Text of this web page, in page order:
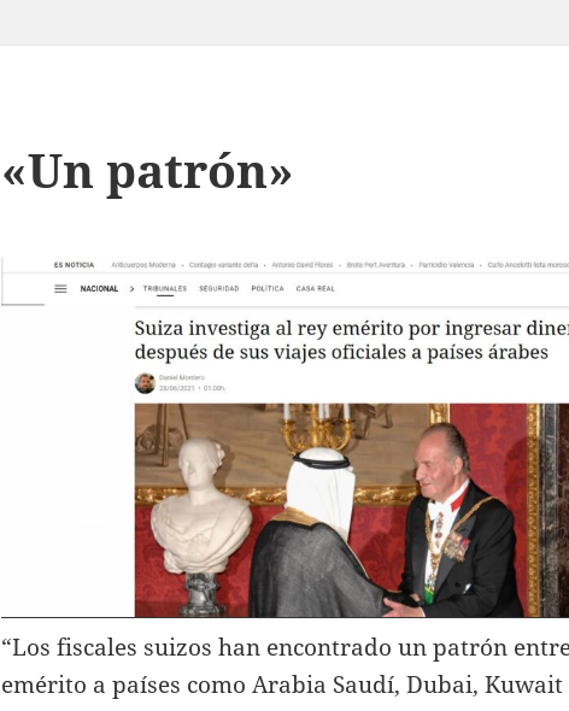
«Un patrón»
“Los fiscales suizos han encontrado un patrón
emérito a países como Arabia Saudí, Dubai,